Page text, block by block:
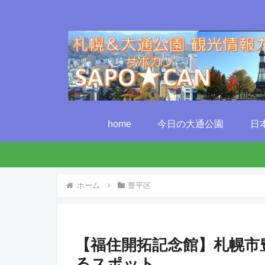
home 今日の大通公園 日
ホーム 豊平区
【福住開拓記念館】札幌